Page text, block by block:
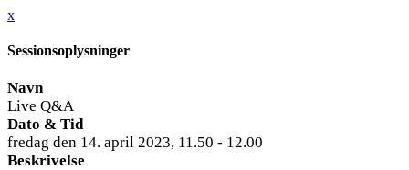
x
Sessionsoplysninger
Navn
Live Q&A
Dato & Tid
fredag den 14. april 2023, 11.50 - 12.00
Beskrivelse